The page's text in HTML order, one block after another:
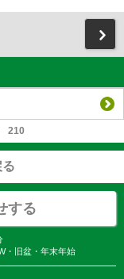
210
する
・旧盆・年末年始